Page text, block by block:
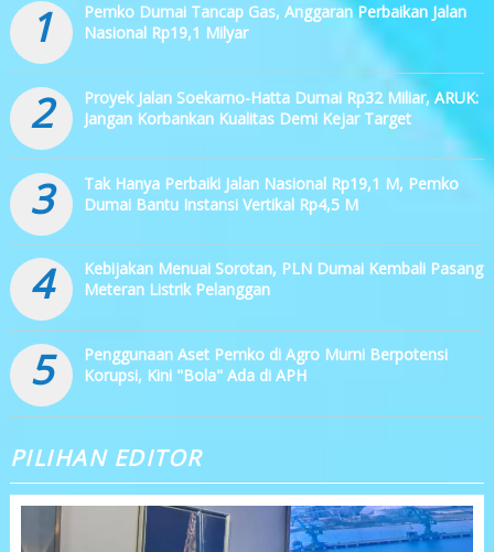
1
Pemko Dumai Tancap Gas, Anggaran Perbaikan Jalan
Nasional Rp19,1 Milyar
2
Proyek Jalan Soekarno-Hatta Dumai Rp32 Miliar, ARUK:
Jangan Korbankan Kualitas Demi Kejar Target
3
Tak Hanya Perbaiki Jalan Nasional Rp19,1 M, Pemko
Dumai Bantu Instansi Vertikal Rp4,5 M
4
Kebijakan Menuai Sorotan, PLN Dumai Kembali Pasang
Meteran Listrik Pelanggan
5
Penggunaan Aset Pemko di Agro Murni Berpotensi
Korupsi, Kini "Bola" Ada di APH
PILIHAN EDITOR